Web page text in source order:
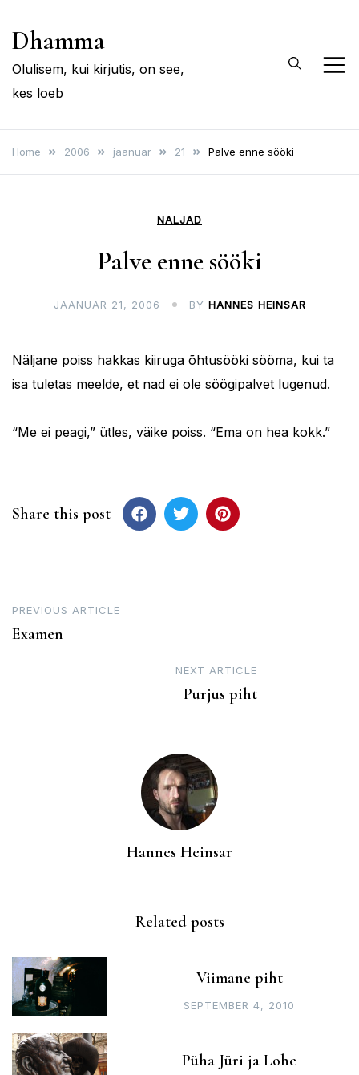
Dhamma
Olulisem, kui kirjutis, on see,
kes loeb
Home 2006 jaanuar 21 Palve enne sööki
NALJAD
Palve enne sööki
JAANUAR 21, 2006 BY HANNES HEINSAR
Näljane poiss hakkas kiiruga õhtusööki sööma, kui ta
isa tuletas meelde, et nad ei ole söögipalvet lugenud.
“Me ei peagi,” ütles, väike poiss. “Ema on hea kokk.”
Share this post
Post
navigation
PREVIOUS ARTICLE
Examen
NEXT ARTICLE
Purjus piht
Hannes Heinsar
Related posts
Viimane piht
SEPTEMBER 4, 2010
Püha Jüri ja Lohe